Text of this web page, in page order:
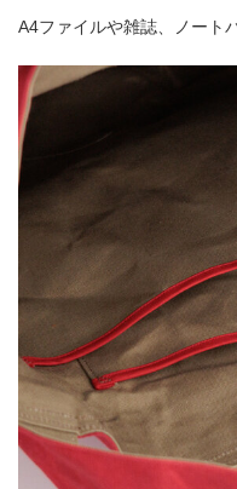
A4ファイルや雑誌、ノート